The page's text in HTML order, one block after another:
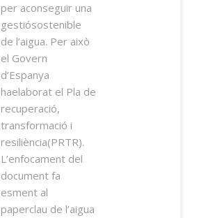
per aconseguir una
gestiósostenible
de l’aigua. Per això
el Govern
d’Espanya
haelaborat el Pla de
recuperació,
transformació i
resiliència(PRTR).
L’enfocament del
document fa
esment al
paperclau de l’aigua